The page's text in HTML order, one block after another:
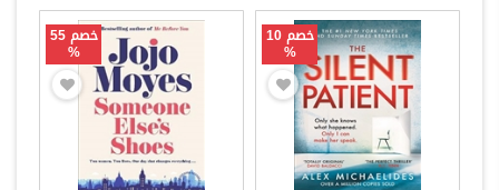
خصم 10
%
خصم 55
%